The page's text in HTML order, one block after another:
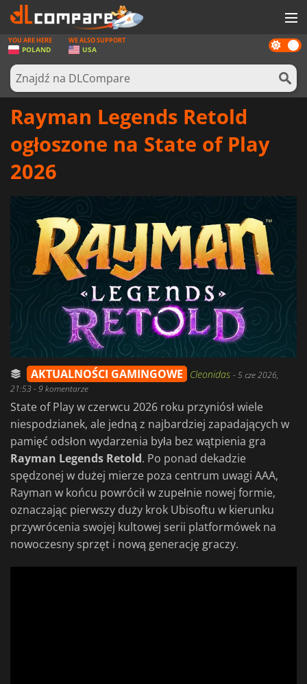
GRY
KARTY DO GIER
OPROGRAMOWANIE
REWARDS
SPRZĘT KOMPUTEROWY
Dark
mode
YOU ARE HERE
POLAND
WE ALSO SUPPORT
USA
Rayman Legends Retold
ogłoszone na State of Play
2026
AKTUALNOŚCI GAMINGOWE Cleonidas -5 cze 2026,
21:53- 9 komentarze
State of Play w czerwcu 2026 roku przyniósł wiele
niespodzianek, ale jedną z najbardziej zapadających w
pamięć odsłon wydarzenia była bez wątpienia gra
Rayman Legends Retold. Po ponad dekadzie
spędzonej w dużej mierze poza centrum uwagi AAA,
Rayman w końcu powrócił w zupełnie nowej formie,
oznaczając pierwszy duży krok Ubisoftu w kierunku
przywrócenia swojej kultowej serii platformówek na
nowoczesny sprzęt i nową generację graczy.